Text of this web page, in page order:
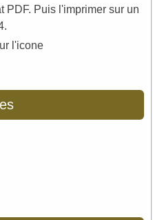
PDF. Puis l'imprimer sur un
l'icone